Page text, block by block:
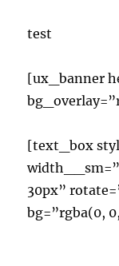
test
[ux_banner
[text_box
30px”
bg=”rgba(0,